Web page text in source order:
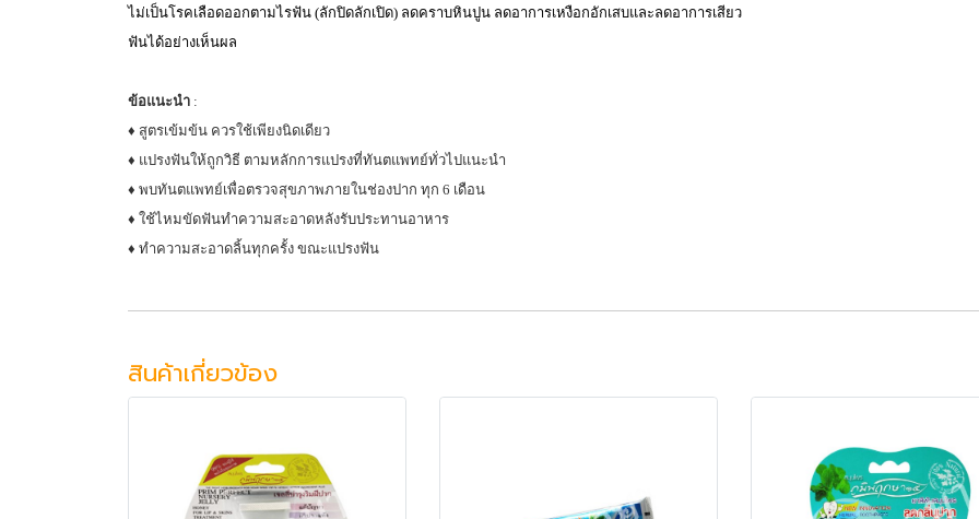
ไม่เป็นโรคเลือดออกตามไรฟัน (ลักปิดลักเปิด) ลดคราบหินปูน ลดอาการเหงือกอักเสบและลดอาการเสียว
ฟันได้อย่างเห็นผล
ข้อแนะนำ :
♦ สูตรเข้มข้น ควรใช้เพียงนิดเดียว
♦ แปรงฟันให้ถูกวิธี ตามหลักการแปรงที่ทันตแพทย์ทั่วไปแนะนำ
♦ พบทันตแพทย์เพื่อตรวจสุขภาพภายในช่องปาก ทุก 6 เดือน
♦ ใช้ไหมขัดฟันทำความสะอาดหลังรับประทานอาหาร
♦ ทำความสะอาดลิ้นทุกครั้ง ขณะแปรงฟัน
สินค้าเกี่ยวข้อง